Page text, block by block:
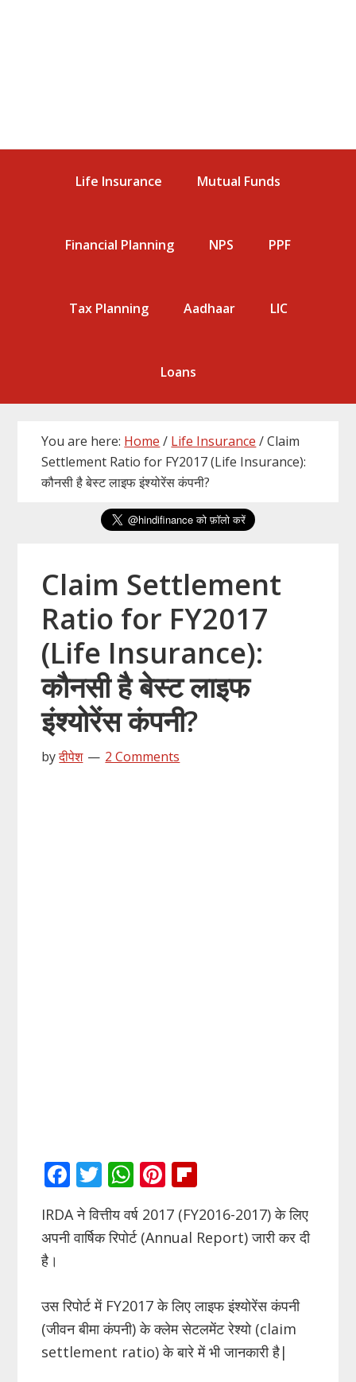
Life Insurance Mutual Funds
Financial Planning NPS PPF
Tax Planning Aadhaar LIC
Loans
You are here: Home / Life Insurance /Claim
Settlement Ratio for FY2017 (Life Insurance):
कौनसी है बेस्ट लाइफ इंश्योरेंस कंपनी?
Claim Settlement
Ratio for FY2017
(Life Insurance):
कौनसी है बेस्ट लाइफ
इंश्योरेंस कंपनी?
byदीपेश 2 Comments
F
ac
e
b
o
k
T
w
itt
er
W
h
at
s
p
p
Pi
er
e
b
o
d
IRDA ने वित्तीय वर्ष 2017 (FY2016-2017) के लिए
अपनी वार्षिक रिपोर्ट (Annual Report) जारी कर दी
है।
उस रिपोर्ट में FY2017 के लिए लाइफ इंश्योरेंस कंपनी
(जीवन बीमा कंपनी) के क्लेम सेटलमेंट रेश्यो (claim
settlement ratio) के बारे में भी जानकारी है|